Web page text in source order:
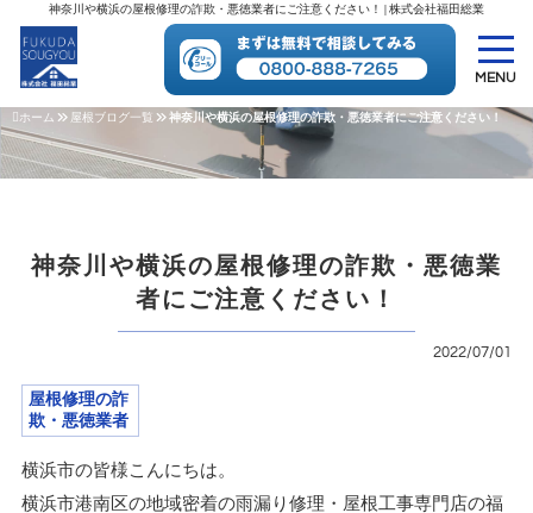
神奈川や横浜の屋根修理の詐欺・悪徳業者にご注意ください！ | 株式会社福田総業
MENU
ホーム 屋根ブログ一覧 神奈川や横浜の屋根修理の詐欺・悪徳業者にご注意ください！
神奈川や横浜の屋根修理の詐欺・悪徳業
者にご注意ください！
2022/07/01
屋根修理の詐
欺・悪徳業者
横浜市の皆様こんにちは。
横浜市港南区の地域密着の雨漏り修理・屋根工事専門店の福